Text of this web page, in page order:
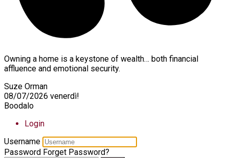
Owning a home is a keystone of wealth… both financial
affluence and emotional security.
Suze Orman
08/07/2026 venerdì!
Boodalo
Login
Username
Password Forget Password?